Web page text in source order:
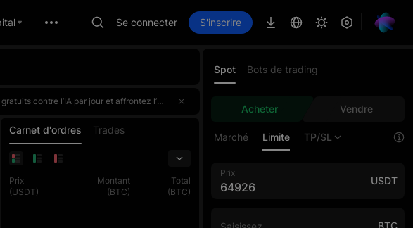
Se connecter S'inscrire
place quotidienne peut atteindre 10 000 USDT. Chaque trade en Futures compte également pour le concours de volume de trading, où le vainqueur de chaque phase remporte exclusivement 100 000 USDT. Participez une seule fois et bénéficiez de récompenses doublées !Inscrivez-vous dès maintenant,
Carnet d'ordres Trades
Prix
(USDT)
Montant
(BTC)
Total
(BTC)
Spot Bots de trading
Acheter Vendre
Marché Limite TP/SL
Prix
USDT
BTC